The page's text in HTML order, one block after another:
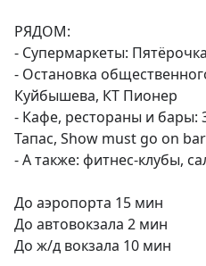
РЯДОМ:
- Супермаркеты:
- Остановка
Куйбышева, КТ Пионер
- Кафе, рестораны и бары:
Тапас, Show must go on bar
- А также: фитнес-клубы,
До аэропорта 15 мин
До автовокзала 2 мин
До ж/д вокзала 10 мин